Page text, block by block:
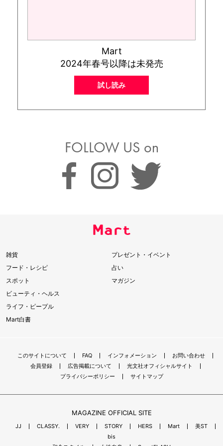
Mart
2024年春号以降は未発売
試し読み
FOLLOW US on
雑貨
フード・レシピ
スポット
ビューティ・ヘルス
ライフ・ピープル
Mart白書
プレゼント・イベント
占い
マガジン
このサイトについて FAQ インフォメーション
お問い合わせ
会員登録
広告掲載について
光文社オフィシャルサイト
プライバシーポリシー
サイトマップ
MAGAZINE OFFICIAL SITE
JJ CLASSY. VERY STORY HERS Mart
美ST
bis